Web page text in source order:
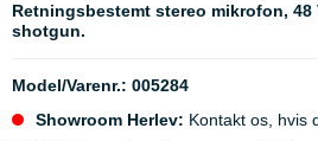
Retningsbestemt stereo mikrofon,
shotgun.
Model/Varenr.: 005284
Showroom Herlev: Kontakt os, hvis